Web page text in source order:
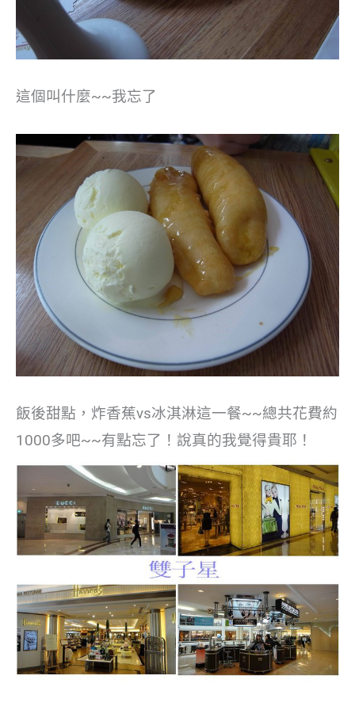
這個叫什麼~~我忘了
飯後甜點，炸香蕉vs冰淇淋這一餐~~總共花費約
1000多吧~~有點忘了！說真的我覺得貴耶！